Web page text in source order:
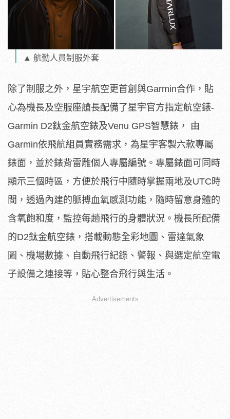
▲ 航勤人員制服外套
除了制服之外，星宇航空更首創與Garmin合作，貼
心為機長及空服座艙長配備了星宇官方指定航空錶-
Garmin D2鈦金航空錶及Venu GPS智慧錶， 由
Garmin依飛航組員實務需求，為星宇客製六款專屬
錶面，並於錶背雷雕個人專屬編號。專屬錶面可同時
顯示三個時區，方便於飛行中隨時掌握兩地及UTC時
間，透過內建的脈搏血氧感測功能，隨時留意身體的
含氧飽和度，監控每趟飛行的身體狀況。機長所配備
的D2鈦金航空錶，搭載動態全彩地圖、雷達氣象
圖、機場數據、自動飛行紀錄、警報、與選定航空電
子設備之連接等，貼心整合飛行與生活。
Advertisements